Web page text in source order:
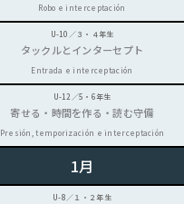
Robo e interceptación
タックルとインターセプト
Entrada e interceptación
寄せる・時間を作る・読む守備
Presión, temporización e interceptación
1月